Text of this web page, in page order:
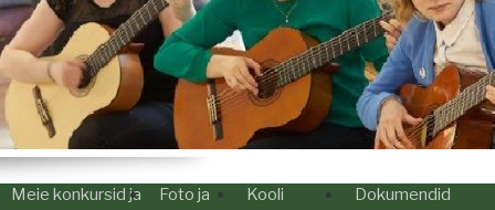
Meie konkursid ja
Foto ja
Kooli
Dokumendid